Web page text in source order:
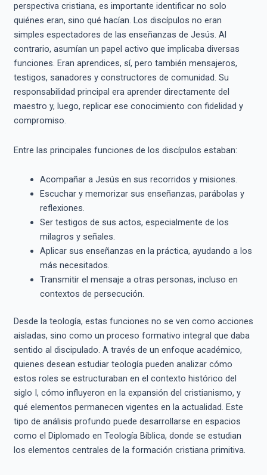
perspectiva cristiana, es importante identificar no solo
quiénes eran, sino qué hacían. Los discípulos no eran
simples espectadores de las enseñanzas de Jesús. Al
contrario, asumían un papel activo que implicaba diversas
funciones. Eran aprendices, sí, pero también mensajeros,
testigos, sanadores y constructores de comunidad. Su
responsabilidad principal era aprender directamente del
maestro y, luego, replicar ese conocimiento con fidelidad y
compromiso.
Entre las principales funciones de los discípulos estaban:
Acompañar a Jesús en sus recorridos y misiones.
Escuchar y memorizar sus enseñanzas, parábolas y
reflexiones.
Ser testigos de sus actos, especialmente de los
milagros y señales.
Aplicar sus enseñanzas en la práctica, ayudando a los
más necesitados.
Transmitir el mensaje a otras personas, incluso en
contextos de persecución.
Desde la teología, estas funciones no se ven como acciones
aisladas, sino como un proceso formativo integral que daba
sentido al discipulado. A través de un enfoque académico,
quienes desean estudiar teología pueden analizar cómo
estos roles se estructuraban en el contexto histórico del
siglo I, cómo influyeron en la expansión del cristianismo, y
qué elementos permanecen vigentes en la actualidad. Este
tipo de análisis profundo puede desarrollarse en espacios
como el Diplomado en Teología Bíblica, donde se estudian
los elementos centrales de la formación cristiana primitiva.